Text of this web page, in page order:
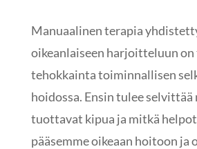
Manuaalinen terapia
oikeanlaiseen harjoitteluun
tehokkainta toiminnallisen
hoidossa. Ensin tulee
tuottavat kipua ja mitkä
pääsemme oikeaan hoitoon ja